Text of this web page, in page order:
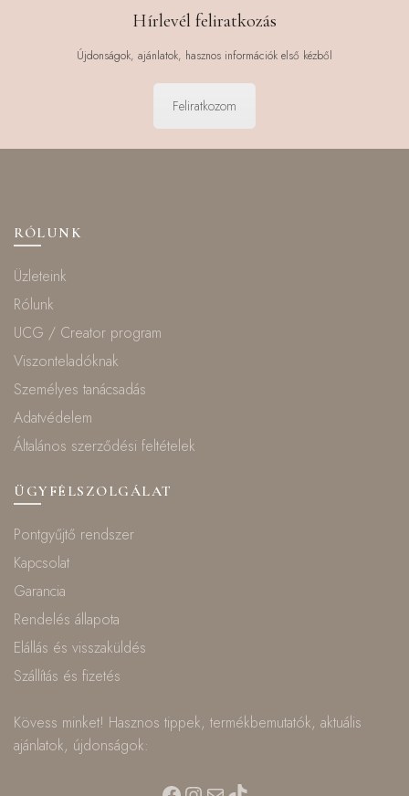
Hírlevél feliratkozás
Újdonságok, ajánlatok, hasznos információk első kézből
Feliratkozom
RÓLUNK
Üzleteink
Rólunk
UCG / Creator program
Viszonteladóknak
Személyes tanácsadás
Adatvédelem
Általános szerződési feltételek
ÜGYFÉLSZOLGÁLAT
Pontgyűjtő rendszer
Kapcsolat
Garancia
Rendelés állapota
Elállás és visszaküldés
Szállítás és fizetés
Kövess minket! Hasznos tippek, termékbemutatók, aktuális
ajánlatok, újdonságok: